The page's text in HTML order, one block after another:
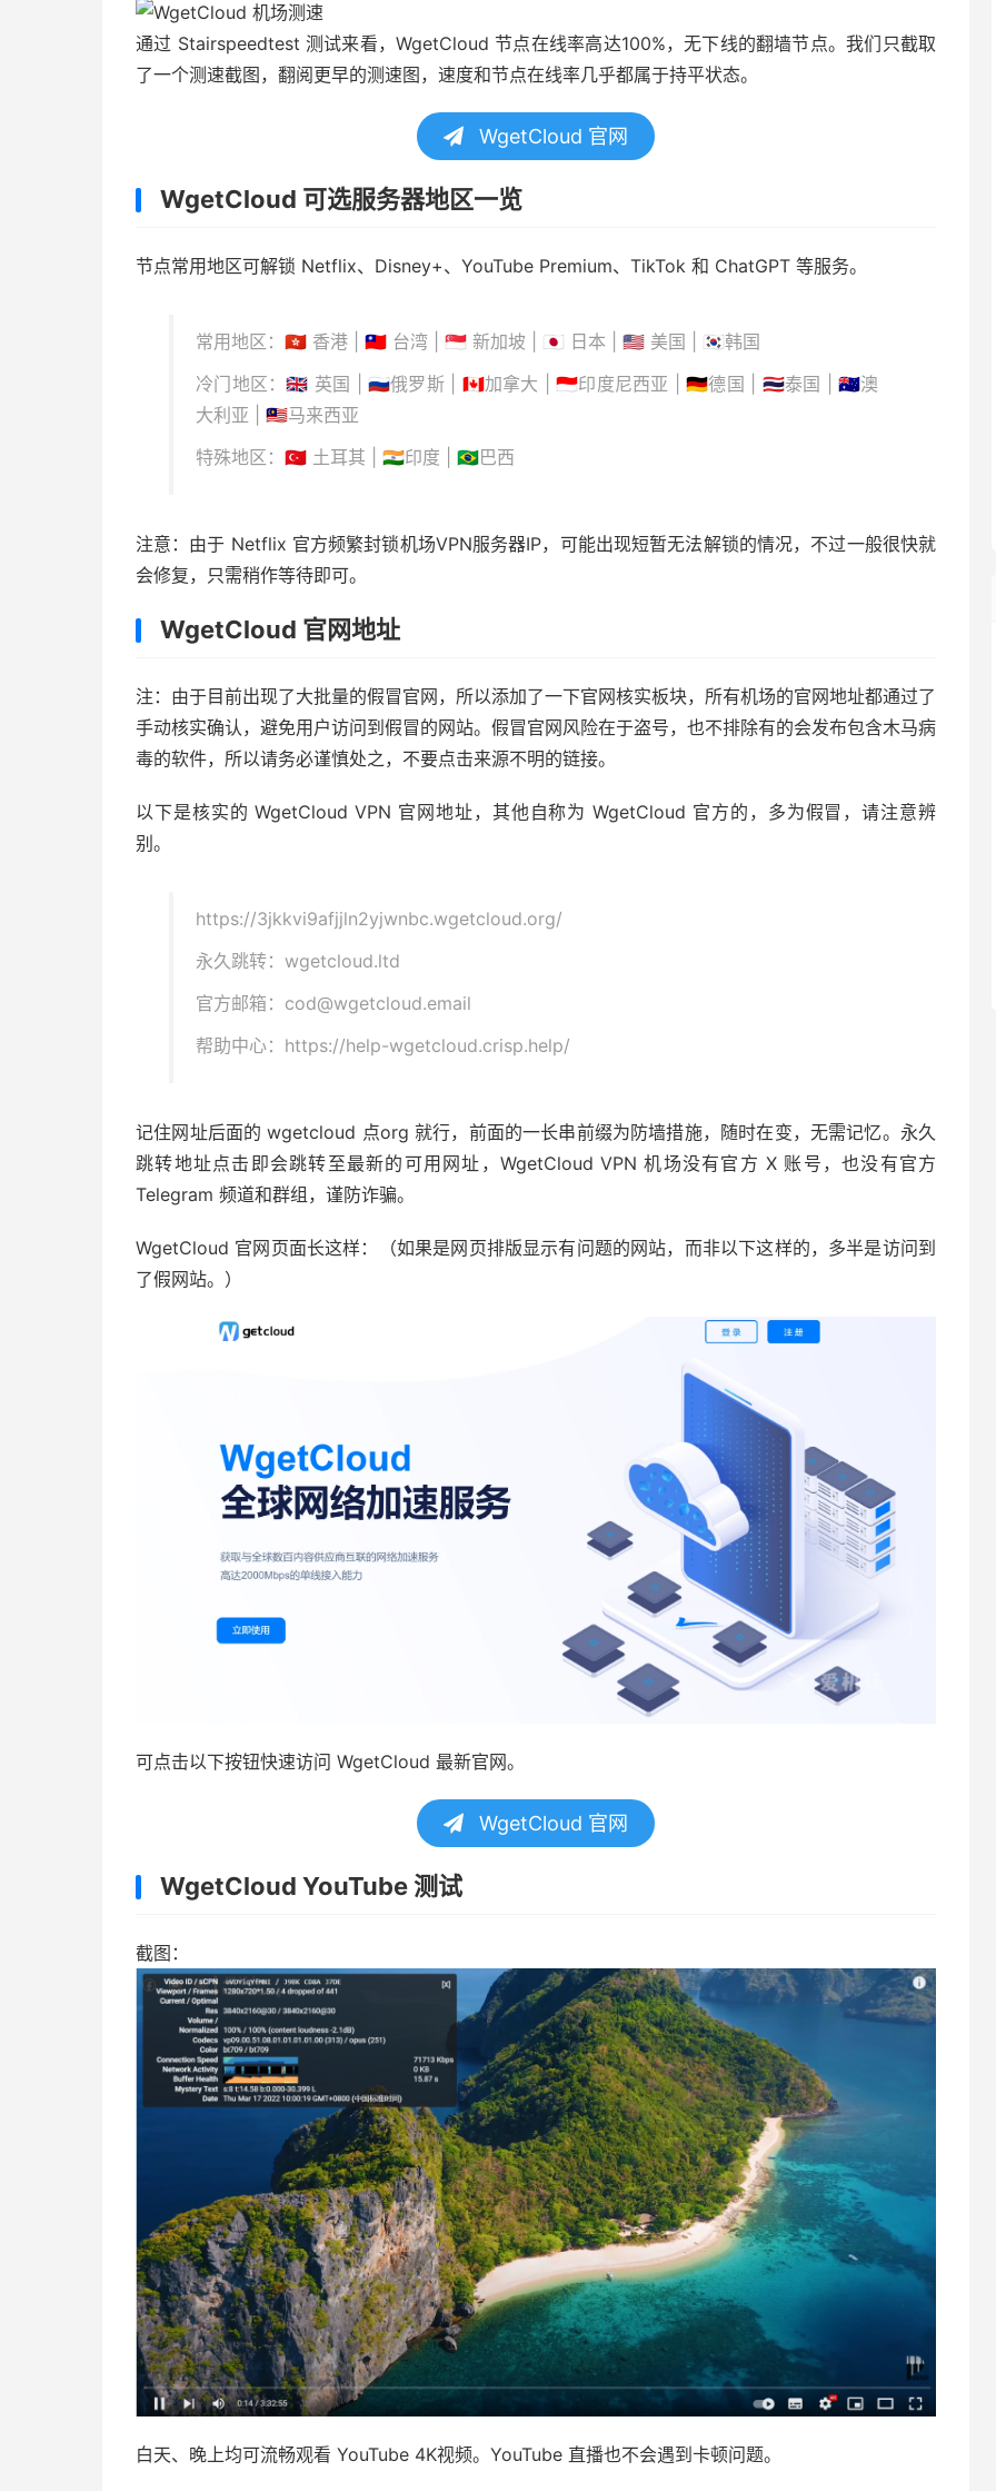
通过 Stairspeedtest 测试来看，WgetCloud 节点在线率高达100%，无下线的翻墙节点。我们只截取
了一个测速截图，翻阅更早的测速图，速度和节点在线率几乎都属于持平状态。
WgetCloud 官网
WgetCloud 可选服务器地区一览
节点常用地区可解锁 Netflix、Disney+、YouTube Premium、TikTok 和 ChatGPT 等服务。
常用地区：🇭🇰 香港 | 🇹🇼 台湾 | 🇸🇬 新加坡 | 🇯🇵 日本 | 🇺🇸 美国 | 🇰🇷韩国
冷门地区：🇬🇧 英国 | 🇷🇺俄罗斯 | 🇨🇦加拿大 | 🇮🇩印度尼西亚 | 🇩🇪德国 | 🇹🇭泰国 | 🇦🇺澳
大利亚 | 🇲🇾马来西亚
特殊地区：🇹🇷 土耳其 | 🇮🇳印度 | 🇧🇷巴西
注意：由于 Netflix 官方频繁封锁机场VPN服务器IP，可能出现短暂无法解锁的情况，不过一般很快就
会修复，只需稍作等待即可。
WgetCloud 官网地址
注：由于目前出现了大批量的假冒官网，所以添加了一下官网核实板块，所有机场的官网地址都通过了
手动核实确认，避免用户访问到假冒的网站。假冒官网风险在于盗号，也不排除有的会发布包含木马病
毒的软件，所以请务必谨慎处之，不要点击来源不明的链接。
以下是核实的 WgetCloud VPN 官网地址，其他自称为 WgetCloud 官方的，多为假冒，请注意辨
别。
https://3jkkvi9afjjln2yjwnbc.wgetcloud.org/
永久跳转：wgetcloud.ltd
官方邮箱：cod@wgetcloud.email
帮助中心：https://help-wgetcloud.crisp.help/
记住网址后面的 wgetcloud 点org 就行，前面的一长串前缀为防墙措施，随时在变，无需记忆。永久
跳转地址点击即会跳转至最新的可用网址，WgetCloud VPN 机场没有官方 X 账号，也没有官方
Telegram 频道和群组，谨防诈骗。
WgetCloud 官网页面长这样：（如果是网页排版显示有问题的网站，而非以下这样的，多半是访问到
了假网站。）
可点击以下按钮快速访问 WgetCloud 最新官网。
WgetCloud 官网
WgetCloud YouTube 测试
截图：
白天、晚上均可流畅观看 YouTube 4K视频。YouTube 直播也不会遇到卡顿问题。